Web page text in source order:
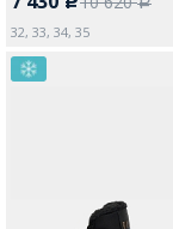
a
32, 33, 34, 35